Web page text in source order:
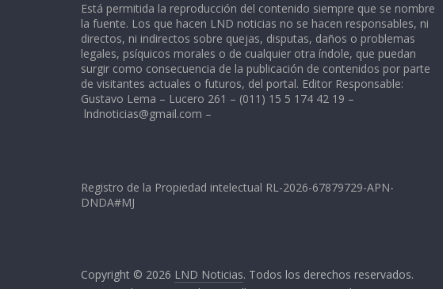
Está permitida la reproducción del contenido siempre que se nombre
la fuente. Los que hacen LND noticias no se hacen responsables, ni
directos, ni indirectos sobre quejas, disputas, daños o problemas
legales, psíquicos morales o de cualquier otra índole, que puedan
surgir como consecuencia de la publicación de contenidos por parte
de visitantes actuales o futuros, del portal. Editor Responsable:
Gustavo Lema – Lucero 261 – (011) 15 5 174 42 19 –
lndnoticias@gmail.com –
Registro de la Propiedad intelectual RL-2026-67879729-APN-
DNDA#MJ
Copyright © 2026 LND Noticias. Todos los derechos reservados.